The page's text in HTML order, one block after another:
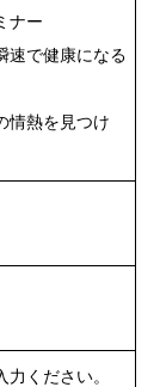
ナー
速で健康になる
情熱を見つけ
ください。